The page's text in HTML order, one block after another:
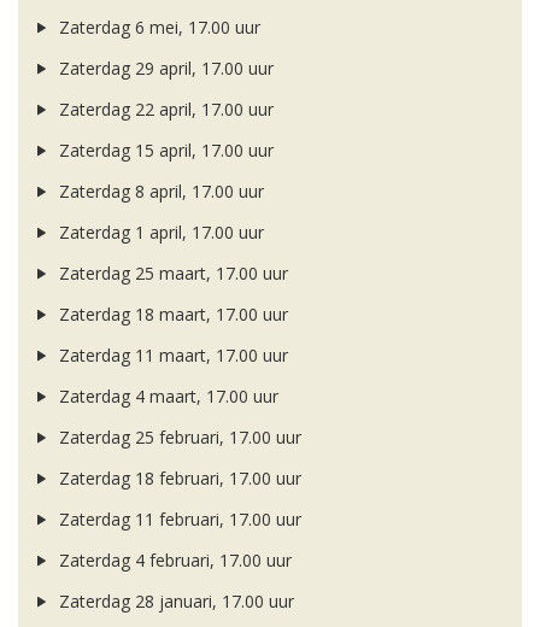
Zaterdag 6 mei, 17.00 uur
Zaterdag 29 april, 17.00 uur
Zaterdag 22 april, 17.00 uur
Zaterdag 15 april, 17.00 uur
Zaterdag 8 april, 17.00 uur
Zaterdag 1 april, 17.00 uur
Zaterdag 25 maart, 17.00 uur
Zaterdag 18 maart, 17.00 uur
Zaterdag 11 maart, 17.00 uur
Zaterdag 4 maart, 17.00 uur
Zaterdag 25 februari, 17.00 uur
Zaterdag 18 februari, 17.00 uur
Zaterdag 11 februari, 17.00 uur
Zaterdag 4 februari, 17.00 uur
Zaterdag 28 januari, 17.00 uur